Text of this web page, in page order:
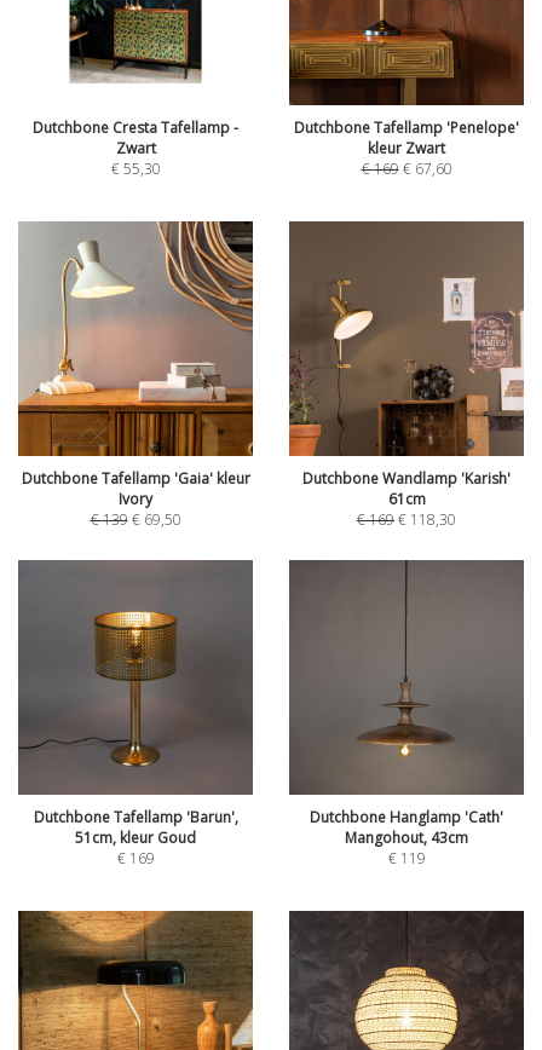
Dutchbone Cresta Tafellamp -
Zwart
€55,30
Dutchbone Tafellamp 'Penelope'
kleur Zwart
€169 € 67,60
Dutchbone Tafellamp 'Gaia' kleur
Ivory
€139 € 69,50
Dutchbone Wandlamp 'Karish'
61cm
€169€ 118,30
Dutchbone Tafellamp 'Barun',
51cm, kleur Goud
€ 169
Dutchbone Hanglamp 'Cath'
Mangohout, 43cm
€ 119